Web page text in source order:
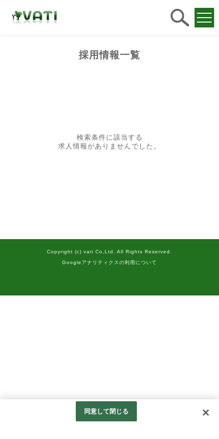
採用情報一覧
検索条件に該当する
求人情報がありませんでした。
Copyright (c) vati Co,Ltd. All Rights Reserved.
Googleアナリティクスの利用について
同意して閉じる